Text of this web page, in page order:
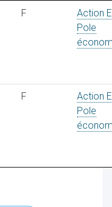
F
Action
Pole
F
Action
Pole